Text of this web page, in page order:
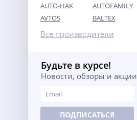
AUTO-HAK
AUTOFAMILY
AVTOS
BALTEX
Все производители
Будьте в курсе!
Новости, обзоры и акции
ПОДПИСАТЬСЯ